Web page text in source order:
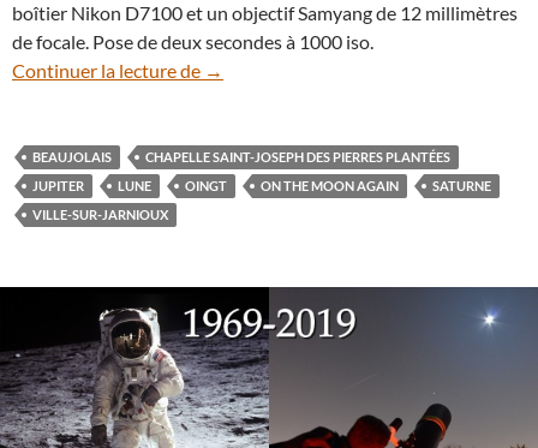
boîtier Nikon D7100 et un objectif Samyang de 12 millimètres
de focale. Pose de deux secondes à 1000 iso.
Continuer la lecture de La Lune et deux planètes depuis la
→
BEAUJOLAIS
CHAPELLE SAINT-JOSEPH DES PIERRES PLANTÉES
JUPITER
LUNE OINGT ON THE MOON AGAIN
SATURNE
VILLE-SUR-JARNIOUX